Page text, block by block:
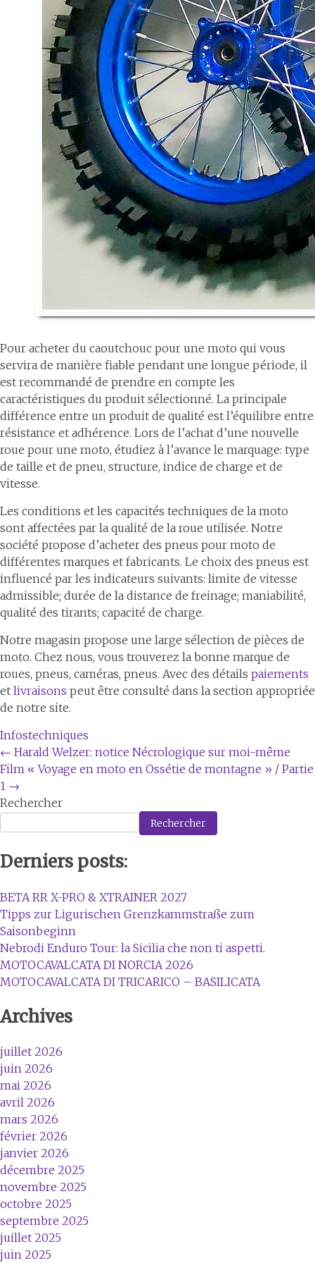
Pour acheter du caoutchouc pour une moto qui vous
servira de manière fiable pendant une longue période, il
est recommandé de prendre en compte les
caractéristiques du produit sélectionné. La principale
différence entre un produit de qualité est l’équilibre entre
résistance et adhérence. Lors de l’achat d’une nouvelle
roue pour une moto, étudiez à l’avance le marquage: type
de taille et de pneu, structure, indice de charge et de
vitesse.
Les conditions et les capacités techniques de la moto
sont affectées par la qualité de la roue utilisée. Notre
société propose d’acheter des pneus pour moto de
différentes marques et fabricants. Le choix des pneus est
influencé par les indicateurs suivants: limite de vitesse
admissible; durée de la distance de freinage; maniabilité,
qualité des tirants; capacité de charge.
Notre magasin propose une large sélection de pièces de
moto. Chez nous, vous trouverez la bonne marque de
roues, pneus, caméras, pneus. Avec des détails paiements
et livraisons peut être consulté dans la section appropriée
de notre site.
Infostechniques
Navigation
de
l'article
← Harald Welzer: notice Nécrologique sur moi-même
Film « Voyage en moto en Ossétie de montagne » / Partie
1 →
Rechercher
Rechercher
Derniers posts:
BETA RR X-PRO & XTRAINER 2027
Tipps zur Ligurischen Grenzkammstraße zum
Saisonbeginn
Nebrodi Enduro Tour: la Sicilia che non ti aspetti.
MOTOCAVALCATA DI NORCIA 2026
MOTOCAVALCATA DI TRICARICO – BASILICATA
Archives
juillet 2026
juin 2026
mai 2026
avril 2026
mars 2026
février 2026
janvier 2026
décembre 2025
novembre 2025
octobre 2025
septembre 2025
juillet 2025
juin 2025